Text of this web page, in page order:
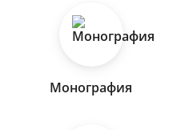
Монография